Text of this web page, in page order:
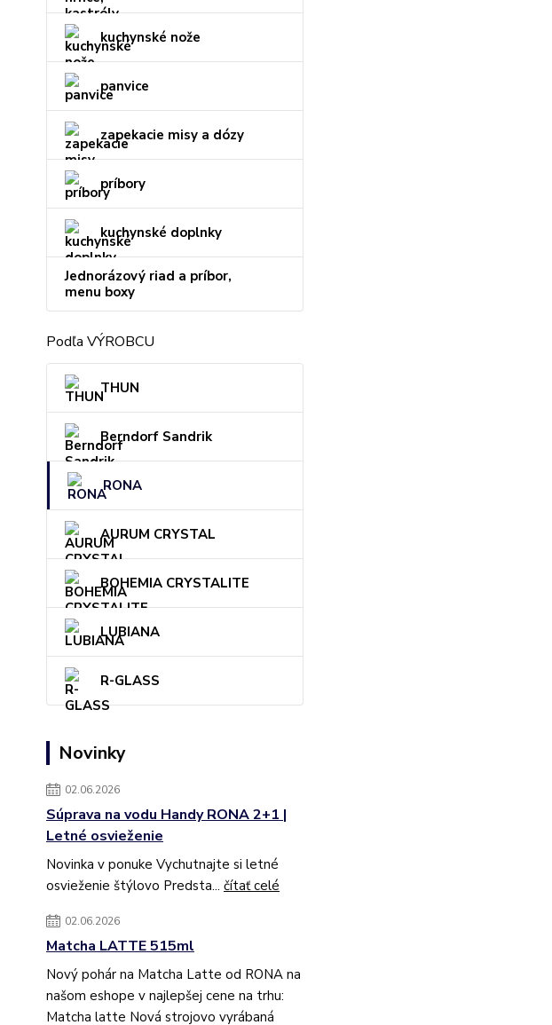
kuchynské nože
panvice
zapekacie misy a dózy
príbory
kuchynské doplnky
Jednorázový riad a príbor,
menu boxy
Podľa VÝROBCU
THUN
Berndorf Sandrik
RONA
AURUM CRYSTAL
BOHEMIA CRYSTALITE
LUBIANA
R-GLASS
Novinky
02.06.2026
Súprava na vodu Handy RONA 2+1 |
Letné osvieženie
Novinka v ponuke Vychutnajte si letné
osvieženie štýlovo Predsta... čítať celé
02.06.2026
Matcha LATTE 515ml
Nový pohár na Matcha Latte od RONA na
našom eshope v najlepšej cene na trhu:
Matcha latte Nová strojovo vyrábaná